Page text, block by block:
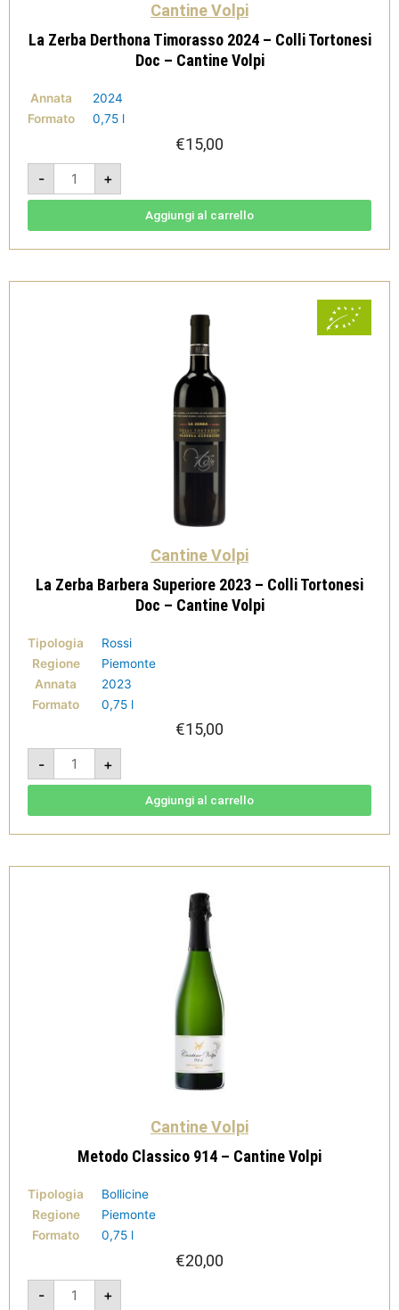
Cantine Volpi
La Zerba Derthona Timorasso 2024 – Colli Tortonesi
Doc – Cantine Volpi
Annata
2024
Formato
0,75 l
€15,00
-
La
Zerba
Derthona
Timorasso
Tortonesi
Cantine
+
Aggiungi al carrello
Cantine Volpi
La Zerba Barbera Superiore 2023 – Colli Tortonesi
Doc – Cantine Volpi
Tipologia
Rossi
Regione
Piemonte
Annata
2023
Formato
0,75 l
€15,00
-
La
Zerba
Barbera
Superiore
Tortonesi
Cantine
+
Aggiungi al carrello
Cantine Volpi
Metodo Classico 914 – Cantine Volpi
Tipologia
Bollicine
Regione
Piemonte
Formato
0,75 l
€20,00
-
Metodo
Classico
+